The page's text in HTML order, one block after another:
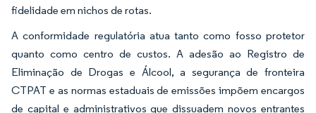
fidelidade em nichos de rotas.
A conformidade regulatória atua tanto como fosso protetor
quanto como centro de custos. A adesão ao Registro de
Eliminação de Drogas e Álcool, a segurança de fronteira
CTPAT e as normas estaduais de emissões impõem encargos
de capital e administrativos que dissuadem novos entrantes